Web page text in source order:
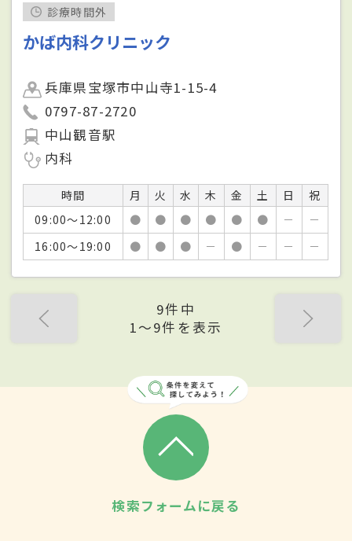
診療時間外
かば内科クリニック
兵庫県宝塚市中山寺1-15-4
0797-87-2720
中山観音駅
内科
時間 月 火 水 木 金 土 日
祝
09:00～12:00
● ● ● ● ● ● －
－
16:00～19:00
● ● ● － ● － － －
9件中
1〜9件を表示
検索フォームに戻る